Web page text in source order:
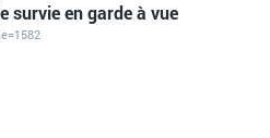
survie en garde à vue